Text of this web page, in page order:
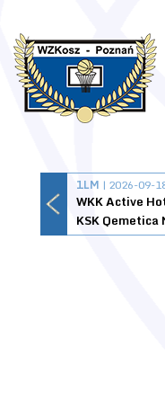
1LM | 2026-09-
WKK Active